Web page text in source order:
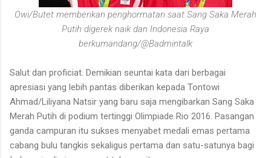
Owi/Butet memberikan penghormatan saat Sang Saka Merah
Putih digerek naik dan Indonesia Raya
berkumandang/@Badmintalk
Salut dan proficiat. Demikian seuntai kata dari berbagai
apresiasi yang lebih pantas diberikan kepada Tontowi
Ahmad/Liliyana Natsir yang baru saja mengibarkan Sang Saka
Merah Putih di podium tertinggi Olimpiade Rio 2016. Pasangan
ganda campuran itu sukses menyabet medali emas pertama
cabang bulu tangkis sekaligus pertama dan satu-satunya bagi